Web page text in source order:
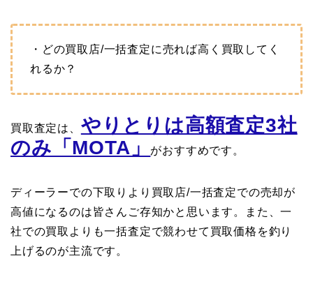
・どの買取店/一括査定に売れば高く買取してく
れるか？
買取査定は、 やりとりは高額査定3社
のみ「MOTA」
がおすすめです。
ディーラーでの下取りより買取店/一括査定での売却が
高値になるのは皆さんご存知かと思います。また、一
社での買取よりも一括査定で競わせて買取価格を釣り
上げるのが主流です。